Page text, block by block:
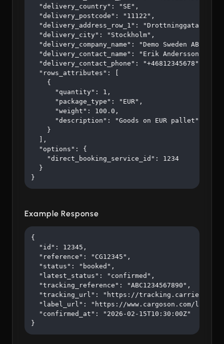
  "delivery_country": "SE",
  "delivery_postcode": "11122",
  "delivery_address_row_1": "Drottninggatan 45",
  "delivery_city": "Stockholm",
  "delivery_company_name": "Demo Sweden AB",
  "delivery_contact_name": "Erik Andersson",
  "delivery_contact_phone": "+46812345678",
  "rows_attributes": [
    {
      "quantity": 1,
      "package_type": "EUR",
      "weight": 100.0,
      "description": "Goods on EUR pallet"
    }
  ],
  "options": {
    "direct_booking_service_id": 1234
  }
}
Example Response
{
  "id": 12345,
  "reference": "CG12345",
  "status": "booked",
  "latest_status": "confirmed",
  "tracking_reference": "ABC1234567890",
"tracking_url": "https://
"label_url": "https://www.cargoson.com/
  "confirmed_at": "2026-02-15T10:30:00Z"
}